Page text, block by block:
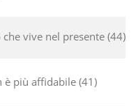
vive nel presente 44
è più affidabile 41